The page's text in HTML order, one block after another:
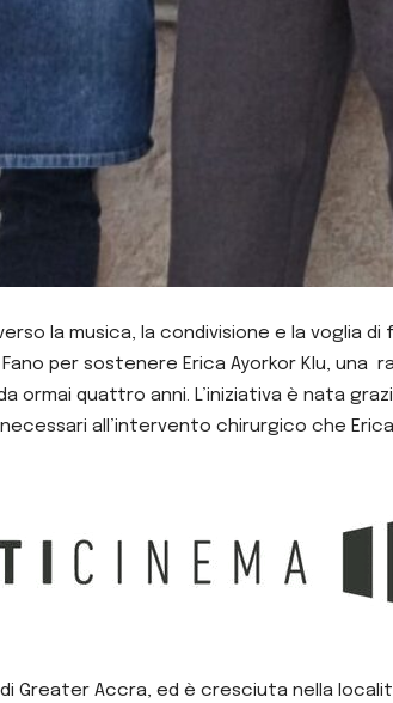
la musica, la condivisione e la voglia
per sostenere Erica Ayorkor Klu,
ormai quattro anni. L’iniziativa è nata
all’intervento chirurgico che
di Greater Accra, ed è cresciuta nella